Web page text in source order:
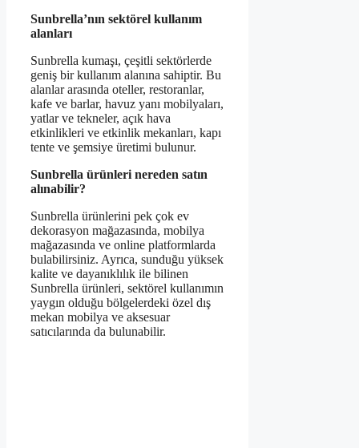
Sunbrella’nın sektörel kullanım
alanları
Sunbrella kumaşı, çeşitli sektörlerde
geniş bir kullanım alanına sahiptir. Bu
alanlar arasında oteller, restoranlar,
kafe ve barlar, havuz yanı mobilyaları,
yatlar ve tekneler, açık hava
etkinlikleri ve etkinlik mekanları, kapı
tente ve şemsiye üretimi bulunur.
Sunbrella ürünleri nereden satın
alınabilir?
Sunbrella ürünlerini pek çok ev
dekorasyon mağazasında, mobilya
mağazasında ve online platformlarda
bulabilirsiniz. Ayrıca, sunduğu yüksek
kalite ve dayanıklılık ile bilinen
Sunbrella ürünleri, sektörel kullanımın
yaygın olduğu bölgelerdeki özel dış
mekan mobilya ve aksesuar
satıcılarında da bulunabilir.